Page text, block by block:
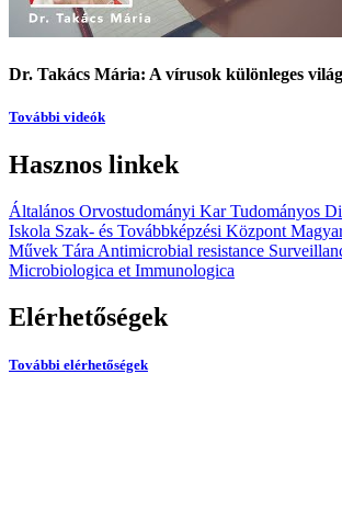
Dr. Takács Mária: A vírusok különleges
További videók
Hasznos linkek
Általános Orvostudományi Kar Tudományos
Iskola Szak- és Továbbképzési Központ
Művek Tára Antimicrobial resistance
Microbiologica et Immunologica
Elérhetőségek
További elérhetőségek